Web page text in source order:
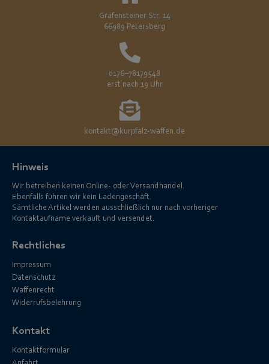
Gräfensteiner Str. 14
66989 Petersberg
0176–78179548
erst nach 19 Uhr
kontakt@kurpfalz-waffen.de
Hinweis
Wir betreiben keinen Online- oder Versandhandel.
Ebenfalls führen wir kein Ladengeschäft.
Sämtliche Artikel werden ausschließlich nur nach vorheriger
Kontaktaufname verkauft und versendet.
Rechtliches
Impressum
Datenschutz
Waffenrecht
Widerrufsbelehrung
Kontakt
Kontaktformular